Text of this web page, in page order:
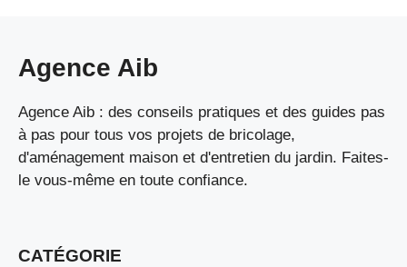
Agence Aib
Agence Aib : des conseils pratiques et des guides pas
à pas pour tous vos projets de bricolage,
d'aménagement maison et d'entretien du jardin. Faites-
le vous-même en toute confiance.
CATÉGORIE